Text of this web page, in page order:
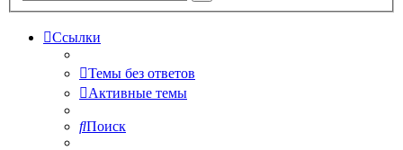
Ссылки
Темы без ответов
Активные темы
Поиск